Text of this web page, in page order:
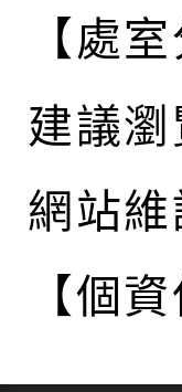
【處
建議
網站維
【個